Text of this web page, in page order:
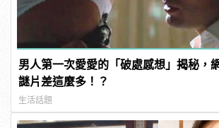
男人第一次愛愛的「破處感想」揭秘，
謎片差這麼多！？
生活話題